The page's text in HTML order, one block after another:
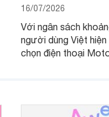
16/07/2026
Với ngân sách
người dùng Việt
chọn điện thoại